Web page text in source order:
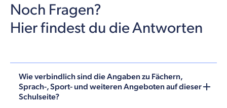
Noch Fragen?
Hier findest du die Antworten
Wie verbindlich sind die Angaben zu Fächern,
Sprach-, Sport- und weiteren Angeboten auf dieser
Schulseite?